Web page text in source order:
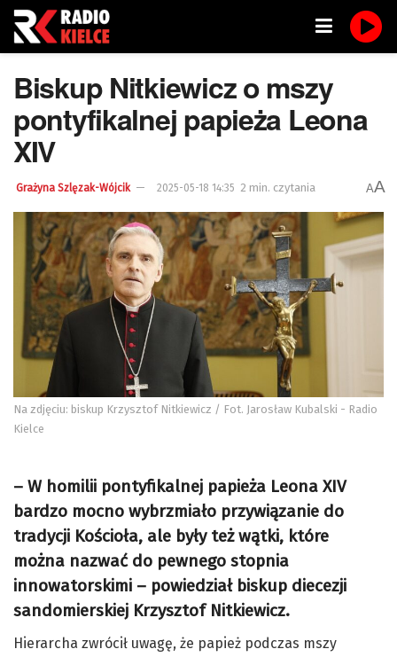
Biskup Nitkiewicz o mszy
pontyfikalnej papieża Leona
XIV
Grażyna Szlęzak-Wójcik 2025-05-18 14:35 2 min. czytania AA
Na zdjęciu: biskup Krzysztof Nitkiewicz / Fot. Jarosław Kubalski - Radio
Kielce
– W homilii pontyfikalnej papieża Leona XIV
bardzo mocno wybrzmiało przywiązanie do
tradycji Kościoła, ale były też wątki, które
można nazwać do pewnego stopnia
innowatorskimi – powiedział biskup diecezji
sandomierskiej Krzysztof Nitkiewicz.
Hierarcha zwrócił uwagę, że papież podczas mszy